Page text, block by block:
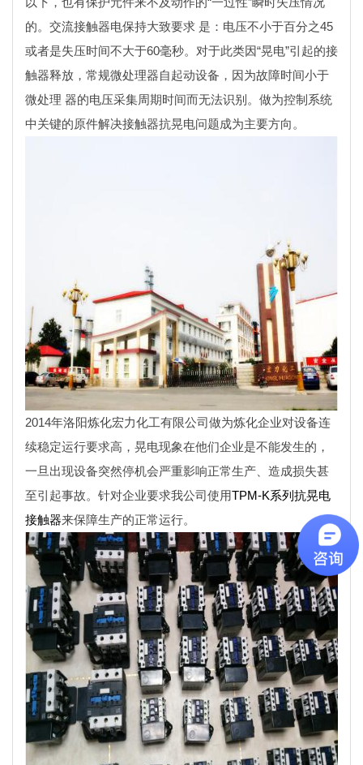
的。交流接触器电保持大致要求 是：电压不小于百分之45
或者是失压时间不大于60毫秒。对于此类因“晃电”引起的接
触器释放，常规微处理器自起动设备，因为故障时间小于
微处理 器的电压采集周期时间而无法识别。做为控制系统
中关键的原件解决接触器抗晃电问题成为主要方向。
2014年洛阳炼化宏力化工有限公司做为炼化企业对设备连
续稳定运行要求高，晃电现象在他们企业是不能发生的，
一旦出现设备突然停机会严重影响正常生产、造成损失甚
至引起事故。针对企业要求我公司使用TPM-K系列抗晃电
接触器来保障生产的正常运行。